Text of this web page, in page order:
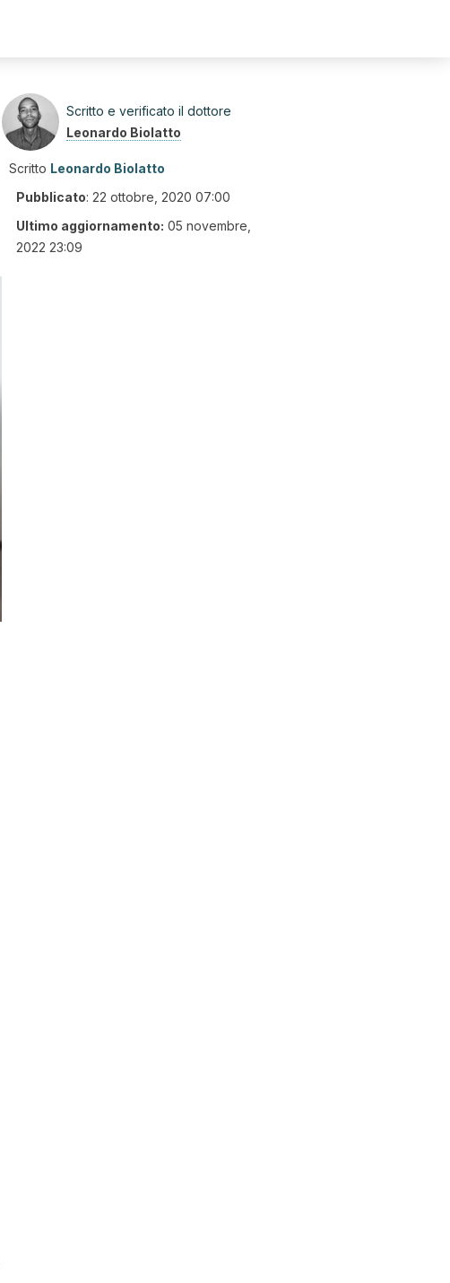
Scritto e verificato il dottore
Leonardo Biolatto
Scritto Leonardo Biolatto
Pubblicato: 22 ottobre, 2020 07:00
Ultimo aggiornamento: 05 novembre,
2022 23:09